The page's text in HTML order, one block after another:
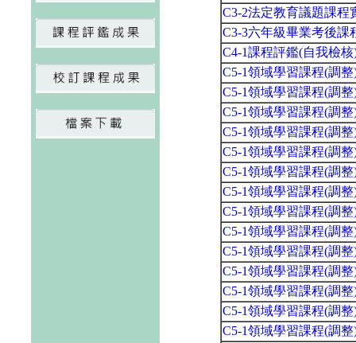
C3-2法定教育議題課程
C3-3六年級畢業考後課
C4-1課程評鑑(自我檢
C5-1領域學習課程(調
C5-1領域學習課程(調
C5-1領域學習課程(調
C5-1領域學習課程(調
C5-1領域學習課程(調
C5-1領域學習課程(調
C5-1領域學習課程(調
C5-1領域學習課程(調
C5-1領域學習課程(調
C5-1領域學習課程(調
C5-1領域學習課程(調
C5-1領域學習課程(調
C5-1領域學習課程(調
C5-1領域學習課程(調